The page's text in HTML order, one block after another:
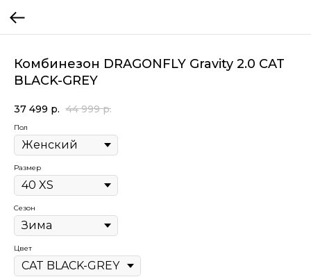
Комбинезон DRAGONFLY Gravity 2.0 CAT
BLACK-GREY
37 499 р. 44 999 р.
Пол
Размер
Сезон
Цвет